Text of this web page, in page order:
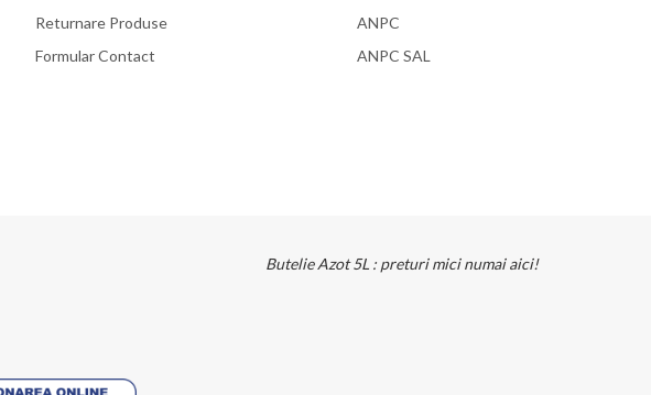
Returnare Produse
Formular Contact
ANPC
ANPC SAL
Butelie Azot 5L : preturi mici numai aici!